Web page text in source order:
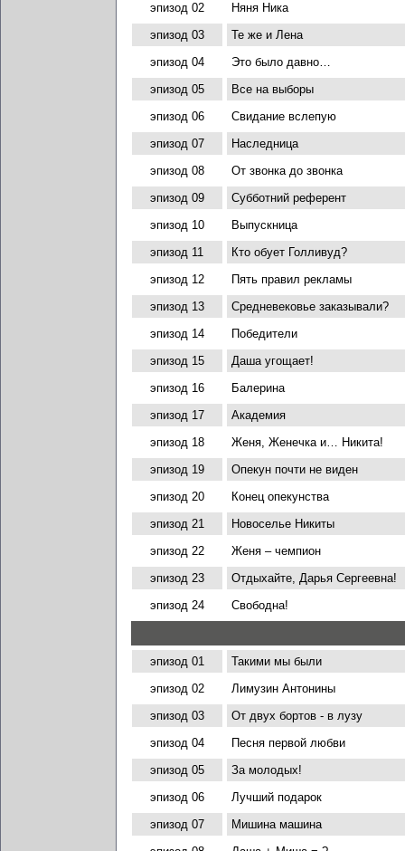
эпизод 02
Няня Ника
эпизод 03
Те же и Лена
эпизод 04
Это было давно…
эпизод 05
Все на выборы
эпизод 06
Свидание вслепую
эпизод 07
Наследница
эпизод 08
От звонка до звонка
эпизод 09
Субботний референт
эпизод 10
Выпускница
эпизод 11
Кто обует Голливуд?
эпизод 12
Пять правил рекламы
эпизод 13
Средневековье заказывали?
эпизод 14
Победители
эпизод 15
Даша угощает!
эпизод 16
Балерина
эпизод 17
Академия
эпизод 18
Женя, Женечка и… Никита!
эпизод 19
Опекун почти не виден
эпизод 20
Конец опекунства
эпизод 21
Новоселье Никиты
эпизод 22
Женя – чемпион
эпизод 23
Отдыхайте, Дарья Сергеевна!
эпизод 24
Свободна!
эпизод 01
Такими мы были
эпизод 02
Лимузин Антонины
эпизод 03
От двух бортов - в лузу
эпизод 04
Песня первой любви
эпизод 05
За молодых!
эпизод 06
Лучший подарок
эпизод 07
Мишина машина